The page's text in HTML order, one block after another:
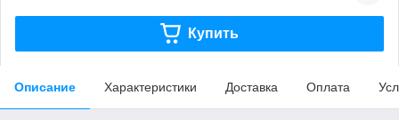
Купить
Описание Характеристики Доставка Оплата